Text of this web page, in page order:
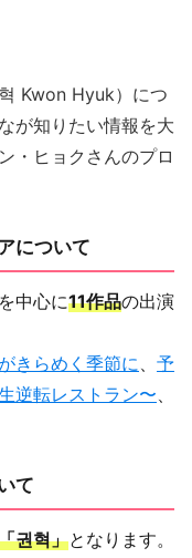
Kwon Hyuk）につ
が知りたい情報を大
・ヒョクさんのプロ
について
中心に11作品の出演
きらめく季節に、 予
逆転レストラン〜、
て
권혁」となります。